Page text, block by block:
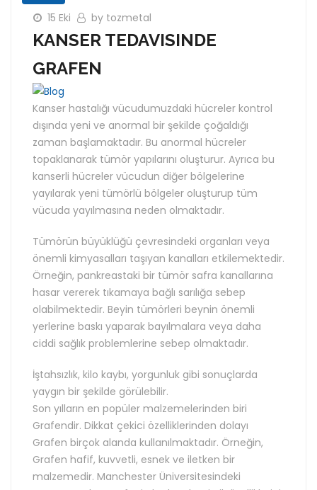
15 Eki by tozmetal
KANSER TEDAVISINDE
GRAFEN
Kanser hastalığı vücudumuzdaki hücreler kontrol
dışında yeni ve anormal bir şekilde çoğaldığı
zaman başlamaktadır. Bu anormal hücreler
topaklanarak tümör yapılarını oluşturur. Ayrıca bu
kanserli hücreler vücudun diğer bölgelerine
yayılarak yeni tümörlü bölgeler oluşturup tüm
vücuda yayılmasına neden olmaktadır.
Tümörün büyüklüğü çevresindeki organları veya
önemli kimyasalları taşıyan kanalları etkilemektedir.
Örneğin, pankreastaki bir tümör safra kanallarına
hasar vererek tıkamaya bağlı sarılığa sebep
olabilmektedir. Beyin tümörleri beynin önemli
yerlerine baskı yaparak bayılmalara veya daha
ciddi sağlık problemlerine sebep olmaktadır.
İştahsızlık, kilo kaybı, yorgunluk gibi sonuçlarda
yaygın bir şekilde görülebilir.
Son yılların en popüler malzemelerinden biri
Grafendir. Dikkat çekici özelliklerinden dolayı
Grafen birçok alanda kullanılmaktadır. Örneğin,
Grafen hafif, kuvvetli, esnek ve iletken bir
malzemedir. Manchester Üniversitesindeki